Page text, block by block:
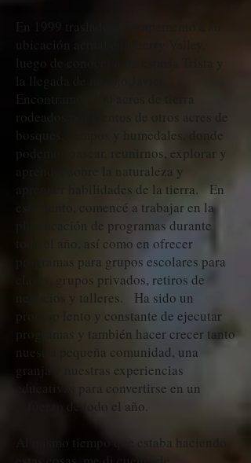
luego de conocer a mi esposa Trista y
la llegada de mi hijo Javier.
Encontramos 200 acres de tierra
rodeados por cientos de otros acres de
bosques, campos y humedales, donde
podemos pasear, reunirnos, explorar y
aprender sobre la naturaleza y
aprender habilidades de la tierra. En
este punto, comencé a trabajar en la
planificación de programas durante
todo el año, así como en ofrecer
programas para grupos escolares para
clases, grupos privados, retiros de
negocios y talleres. Ha sido un
proceso lento y constante de ejecutar
programas y también hacer crecer tanto
nuestra pequeña comunidad, una
granja y nuestras experiencias
educativas para convertirse en un
esfuerzo de todo el año.
Al mismo tiempo que estaba haciendo